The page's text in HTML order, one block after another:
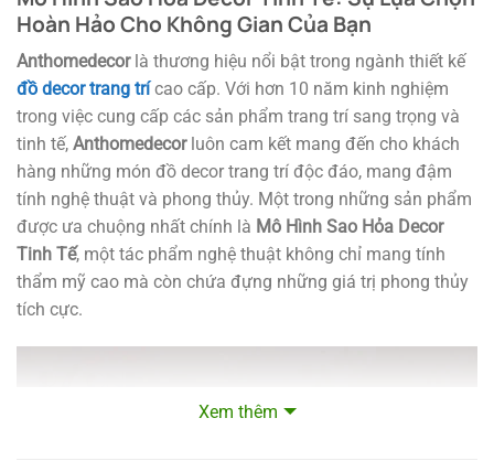
Hoàn Hảo Cho Không Gian Của Bạn
Anthomedecorlà thương hiệu nổi bật trong ngành thiết kế
đồ decor trang trícao cấp. Với hơn 10 năm kinh nghiệm
trong việc cung cấp các sản phẩm trang trí sang trọng và
tinh tế, Anthomedecorluôn cam kết mang đến cho khách
hàng những món đồ decor trang trí độc đáo, mang đậm
tính nghệ thuật và phong thủy. Một trong những sản phẩm
được ưa chuộng nhất chính là Mô Hình Sao Hỏa Decor
Tinh Tế, một tác phẩm nghệ thuật không chỉ mang tính
thẩm mỹ cao mà còn chứa đựng những giá trị phong thủy
tích cực.
Xem thêm